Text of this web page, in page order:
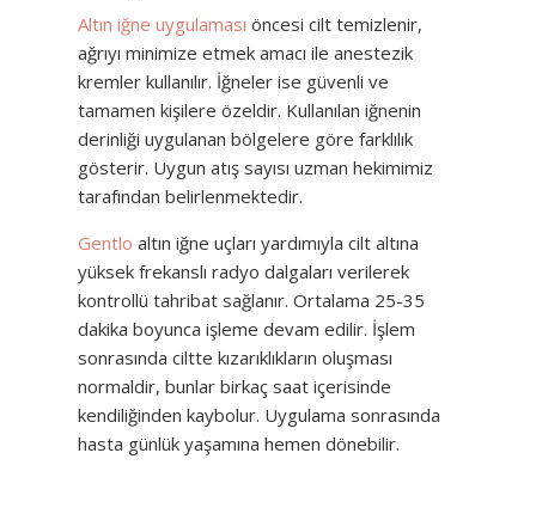
Altın iğne uygulaması öncesi cilt temizlenir,
ağrıyı minimize etmek amacı ile anestezik
kremler kullanılır. İğneler ise güvenli ve
tamamen kişilere özeldir. Kullanılan iğnenin
derinliği uygulanan bölgelere göre farklılık
gösterir. Uygun atış sayısı uzman hekimimiz
tarafından belirlenmektedir.
Gentlo altın iğne uçları yardımıyla cilt altına
yüksek frekanslı radyo dalgaları verilerek
kontrollü tahribat sağlanır. Ortalama 25-35
dakika boyunca işleme devam edilir. İşlem
sonrasında ciltte kızarıklıkların oluşması
normaldir, bunlar birkaç saat içerisinde
kendiliğinden kaybolur. Uygulama sonrasında
hasta günlük yaşamına hemen dönebilir.